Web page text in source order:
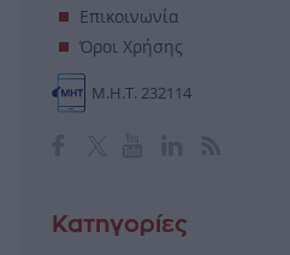
Επικοινωνία
Όροι Χρήσης
Μ.Η.Τ. 232114
Κατηγορίες